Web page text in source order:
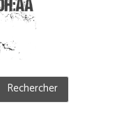
Rechercher